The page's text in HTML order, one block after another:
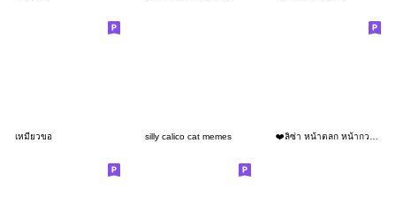
เหมียวขอ silly calico cat memes